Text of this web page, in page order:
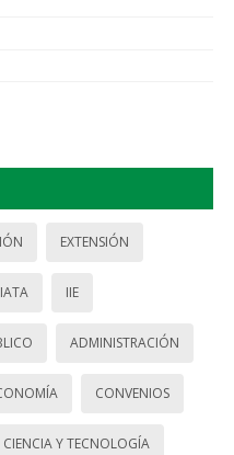
EXTENSIÓN
IIE
ADMINISTRACIÓN
CONVENIOS
CIENCIA Y TECNOLOGÍA